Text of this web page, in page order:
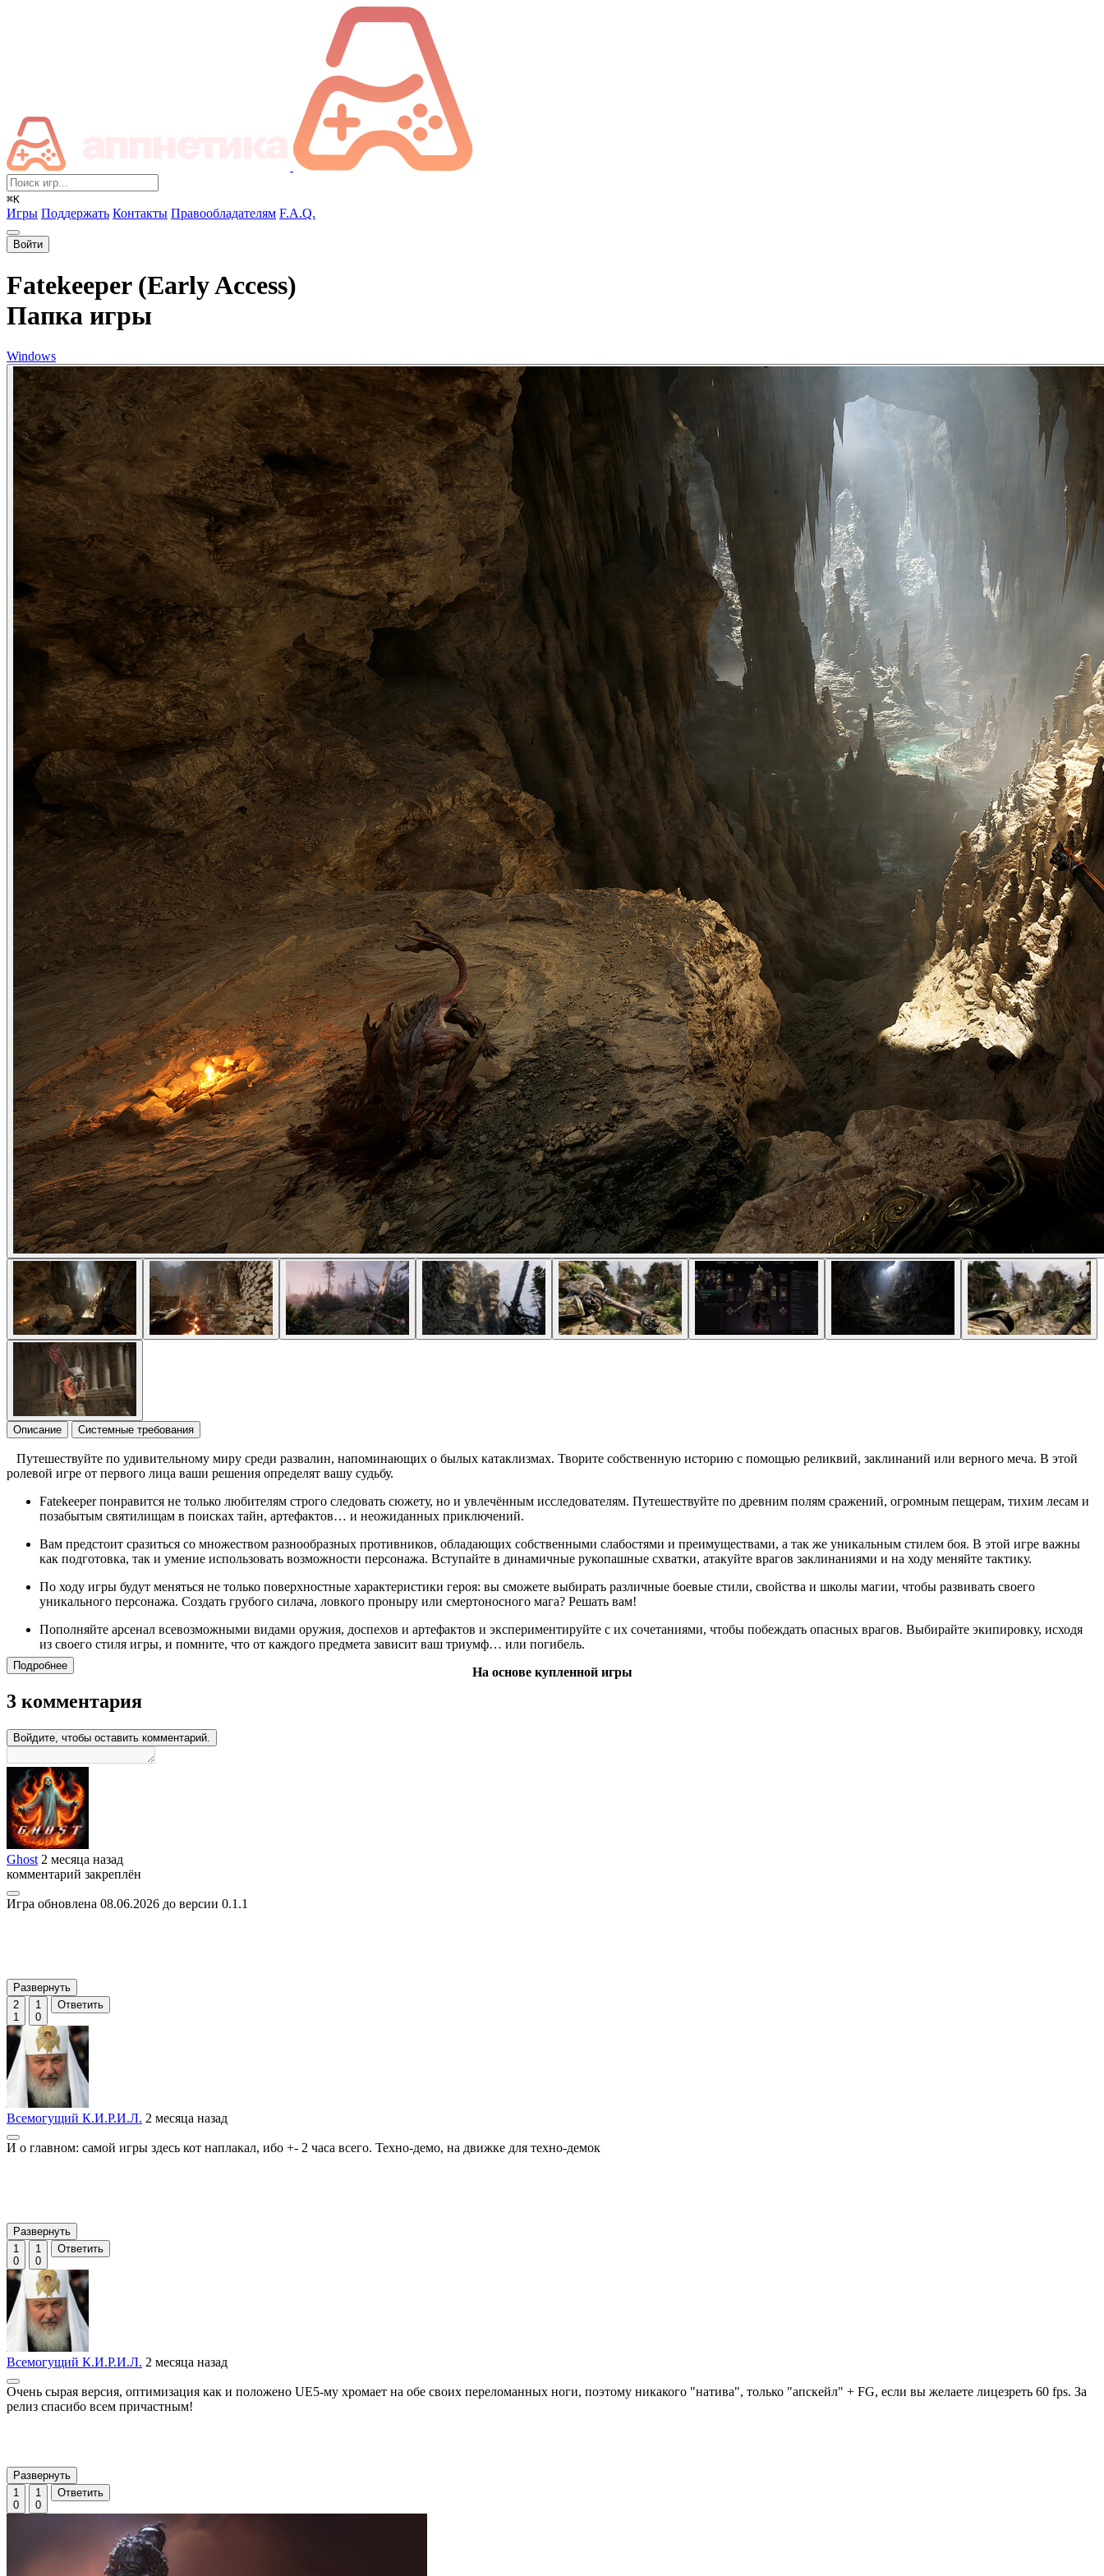
⌘K
Игры Поддержать Контакты Правообладателям F.A.Q.
Войти
Fatekeeper (Early Access)
Папка игры
Windows
Описание Системные требования
Путешествуйте по удивительному миру среди развалин, напоминающих о былых катаклизмах. Творите собственную историю с помощью реликвий, заклинаний или верного меча. В этой
ролевой игре от первого лица ваши решения определят вашу судьбу.
Fatekeeper понравится не только любителям строго следовать сюжету, но и увлечённым исследователям. Путешествуйте по древним полям сражений, огромным пещерам, тихим лесам и
позабытым святилищам в поисках тайн, артефактов… и неожиданных приключений.
Вам предстоит сразиться со множеством разнообразных противников, обладающих собственными слабостями и преимуществами, а так же уникальным стилем боя. В этой игре важны
как подготовка, так и умение использовать возможности персонажа. Вступайте в динамичные рукопашные схватки, атакуйте врагов заклинаниями и на ходу меняйте тактику.
По ходу игры будут меняться не только поверхностные характеристики героя: вы сможете выбирать различные боевые стили, свойства и школы магии, чтобы развивать своего
уникального персонажа. Создать грубого силача, ловкого проныру или смертоносного мага? Решать вам!
Пополняйте арсенал всевозможными видами оружия, доспехов и артефактов и экспериментируйте с их сочетаниями, чтобы побеждать опасных врагов. Выбирайте экипировку, исходя
из своего стиля игры, и помните, что от каждого предмета зависит ваш триумф… или погибель.
На основе купленной игры
Подробнее
3 комментария
Войдите, чтобы оставить комментарий.
Ghost 2 месяца назад
комментарий закреплён
Игра обновлена 08.06.2026 до версии 0.1.1
Развернуть
2
1
1
0
Ответить
Всемогущий К.И.Р.И.Л. 2 месяца назад
И о главном: самой игры здесь кот наплакал, ибо +- 2 часа всего. Техно-демо, на движке для техно-демок
Развернуть
1
0
1
0
Ответить
Всемогущий К.И.Р.И.Л. 2 месяца назад
Очень сырая версия, оптимизация как и положено UE5-му хромает на обе своих переломанных ноги, поэтому никакого "натива", только "апскейл" + FG, если вы желаете лицезреть 60 fps. За
релиз спасибо всем причастным!
Развернуть
1
0
1
0
Ответить